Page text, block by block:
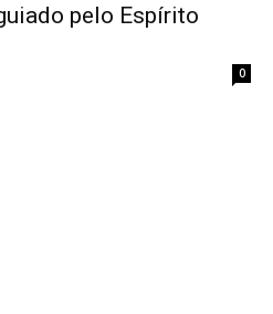
pelo Espírito
0